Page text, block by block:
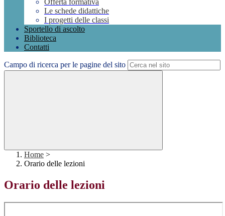
Offerta formativa
Le schede didattiche
I progetti delle classi
Sportello di ascolto
Biblioteca
Contatti
Campo di ricerca per le pagine del sito
Home >
Orario delle lezioni
Orario delle lezioni